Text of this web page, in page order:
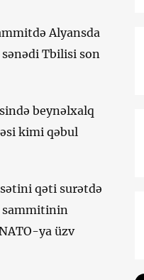
Alyansda
sənədi Tbilisi son
beynəlxalq
kimi qəbul
qəti surətdə
sammitinin
ya üzv